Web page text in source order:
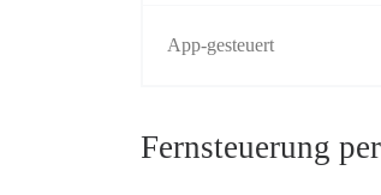
App-gesteuert
Fernsteuerung